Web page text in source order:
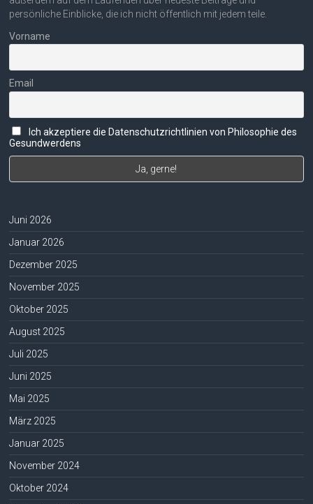
persönliche Einblicke, die ich nicht öffentlich mit jedem teile.
Vorname
Email
Ich akzeptiere die Datenschutzrichtlinien von Philosophie des
Gesundwerdens
Juni 2026
Januar 2026
Dezember 2025
November 2025
Oktober 2025
August 2025
Juli 2025
Juni 2025
Mai 2025
März 2025
Januar 2025
November 2024
Oktober 2024